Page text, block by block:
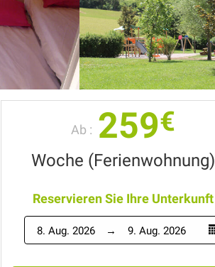
Ab : 259€
Woche (Ferienwohnung)
Reservieren Sie Ihre Unterkunft
8. Aug. 2026 9. Aug. 2026